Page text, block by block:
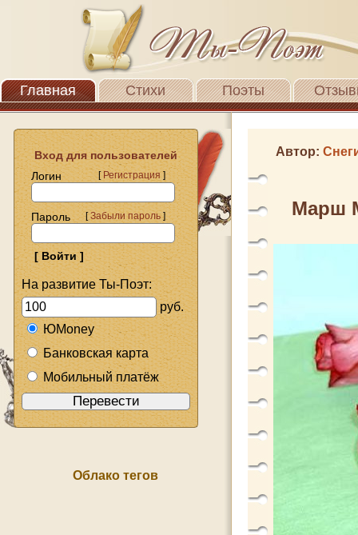
Главная Стихи Поэты
Вход для пользователей
Логин
[Регистрация]
Пароль [Забыли пароль]
На развитие Ты-Поэт:
руб.
ЮMoney
Банковская карта
Мобильный платёж
Облако тегов
Автор:
Марш